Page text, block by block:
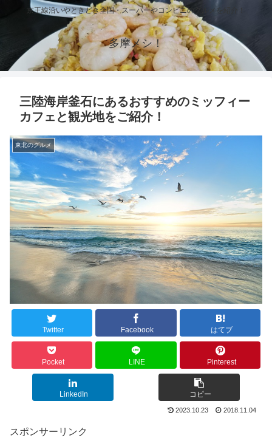
京王線沿いやときどき全国・スーパーやコンビニのグルメを紹介！
多摩メシ！
三陸海岸釜石にあるおすすめのミッフィー
カフェと観光地をご紹介！
東北のグルメ
Twitter Facebook はてブ
Pocket LINE Pinterest
LinkedIn コピー
2023.10.23 2018.11.04
スポンサーリンク